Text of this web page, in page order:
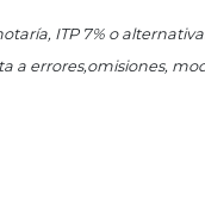
ITP 7% o
errores,omisiones,